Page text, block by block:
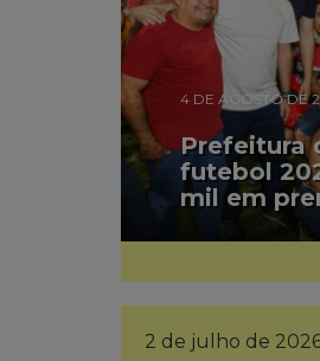
4 DE AGOSTO DE
Prefeitura
futebol
mil em
2 de julho de